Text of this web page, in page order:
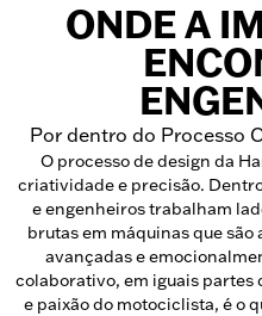
ONDE A
Por dentro do Processo
O processo de design da
criatividade e precisão.
e engenheiros trabalham
brutas em máquinas que
avançadas e
colaborativo, em iguais
e paixão do motociclista, é o